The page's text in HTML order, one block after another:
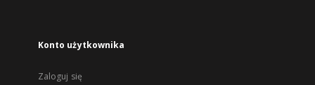
Konto użytkownika
Zaloguj się